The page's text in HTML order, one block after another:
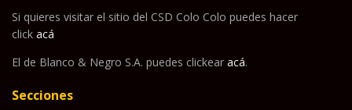
Si quieres visitar el sitio del CSD Colo Colo puedes hacer
click acá
El de Blanco & Negro S.A. puedes clickear acá.
Secciones